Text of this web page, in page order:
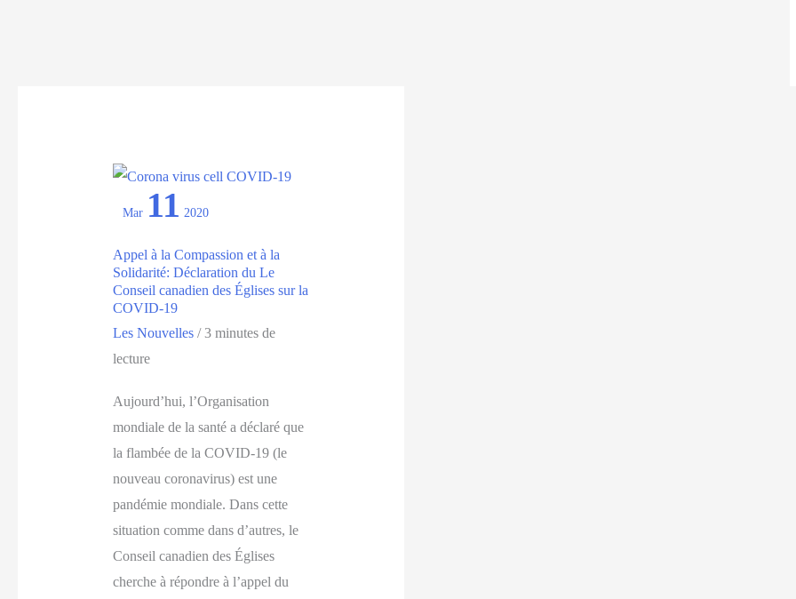
Mar 11 2020
Appel à la Compassion et à la
Solidarité: Déclaration du Le
Conseil canadien des Églises sur la
COVID-19
Les Nouvelles/3 minutes de
lecture
Aujourd’hui, l’Organisation
mondiale de la santé a déclaré que
la flambée de la COVID-19 (le
nouveau coronavirus) est une
pandémie mondiale. Dans cette
situation comme dans d’autres, le
Conseil canadien des Églises
cherche à répondre à l’appel du